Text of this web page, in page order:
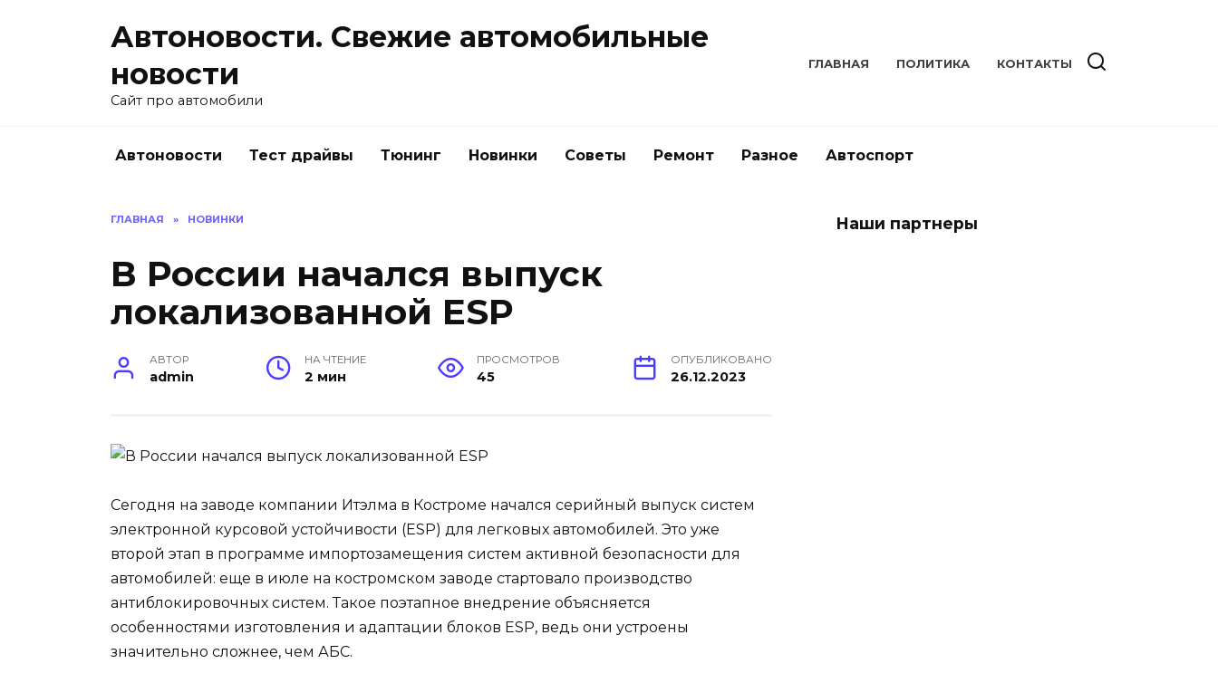
Автоновости. Свежие автомобильные
новости
Сайт про автомобили
ГЛАВНАЯ ПОЛИТИКА КОНТАКТЫ
Автоновости Тест драйвы Тюнинг Новинки Советы Ремонт Разное Автоспорт
ГЛАВНАЯ » НОВИНКИ
В России начался выпуск
локализованной ESP
АВТОР
admin
НА ЧТЕНИЕ
2 мин
ПРОСМОТРОВ
45
ОПУБЛИКОВАНО
26.12.2023
Сегодня на заводе компании Итэлма в Костроме начался серийный выпуск систем
электронной курсовой устойчивости (ESP) для легковых автомобилей. Это уже
второй этап в программе импортозамещения систем активной безопасности для
автомобилей: еще в июле на костромском заводе стартовало производство
антиблокировочных систем. Такое поэтапное внедрение объясняется
особенностями изготовления и адаптации блоков ESP, ведь они устроены
значительно сложнее, чем АБС.
Наши партнеры